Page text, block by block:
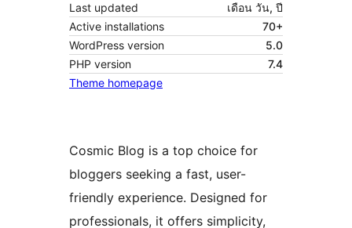
Last updated
เดือน วัน, ปี
Active installations
70+
WordPress version
5.0
PHP version
7.4
Theme homepage
Cosmic Blog is a top choice for
bloggers seeking a fast, user-
friendly experience. Designed for
professionals, it offers simplicity,